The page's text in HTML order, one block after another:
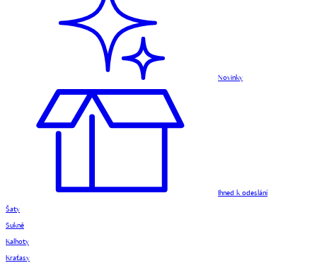
Novinky
Ihned k odeslání
Šaty
Sukně
Kalhoty
Kraťasy